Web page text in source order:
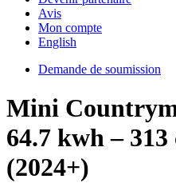
Avis
Mon compte
English
Demande de soumission
Mini
64.7 kwh –
(2024+)